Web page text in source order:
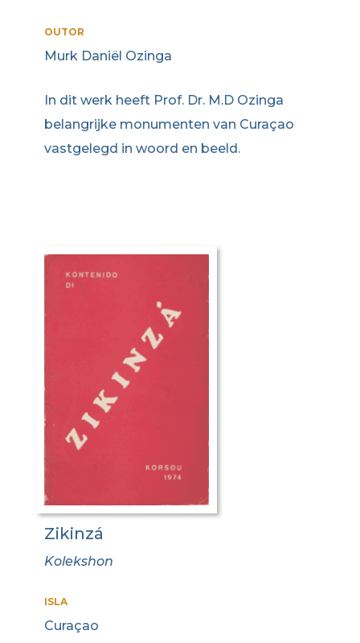
OUTOR
Murk Daniël Ozinga
In dit werk heeft Prof. Dr. M.D Ozinga
belangrijke monumenten van Curaçao
vastgelegd in woord en beeld.
Zikinzá
Kolekshon
ISLA
Curaçao